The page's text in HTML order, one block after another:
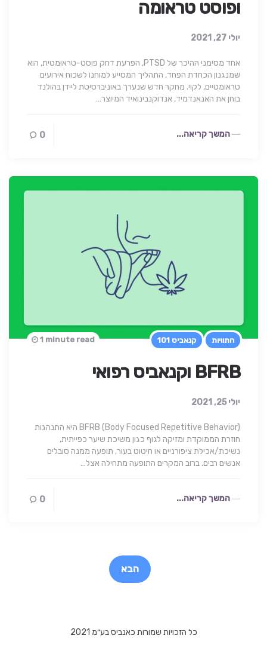
ופוסט טראומה
יולי 27, 2021
אחד מסימני ההיכר של PTSD, הפרעת דחק פוסט-טראומטית, הוא
שמנגנון הכחדת הפחד, התהליך המסייע למוחנו לשכוח אירועים
טראומטיים, לקוי. מחקר חדש שנערך באוניברסיטת ליידן בהולנד
בוחן את האנאנדמיד, אנדוקנבינואיד המיוצר…
המשך קריאה... 0
התוויות קנאביס 101
BFRB וקנאביס רפואי
יולי 25, 2021
1 minute read
BFRB (Body Focused Repetitive Behavior) היא התנהגות
חוזרת הממוקדת ומזיקה לגוף כגון משיכת שיער כפייתית,
נשיכת/אכילת ציפורניים או חיטוט בעור, תופעה ממנה סובלים
אנשים רבים. ברוב המקרים התופעה מתחילה אצל…
המשך קריאה... 0
הבא
כל הזכויות שמורות כאנביס בע״מ 2021